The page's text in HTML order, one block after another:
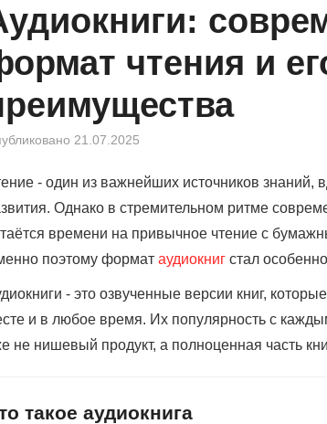
чтения и
21.07.2025
- один из важнейших источников знаний,
Однако в стремительном ритме
времени на привычное чтение с
поэтому формат аудиокниг стал
- это озвученные версии книг,
и в любое время. Их популярность с
не нишевый продукт, а полноценная часть
такое аудиокнига